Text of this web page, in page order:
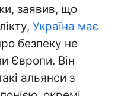
заявив, що
Україна має
безпеку не
Європи. Він
альянси з